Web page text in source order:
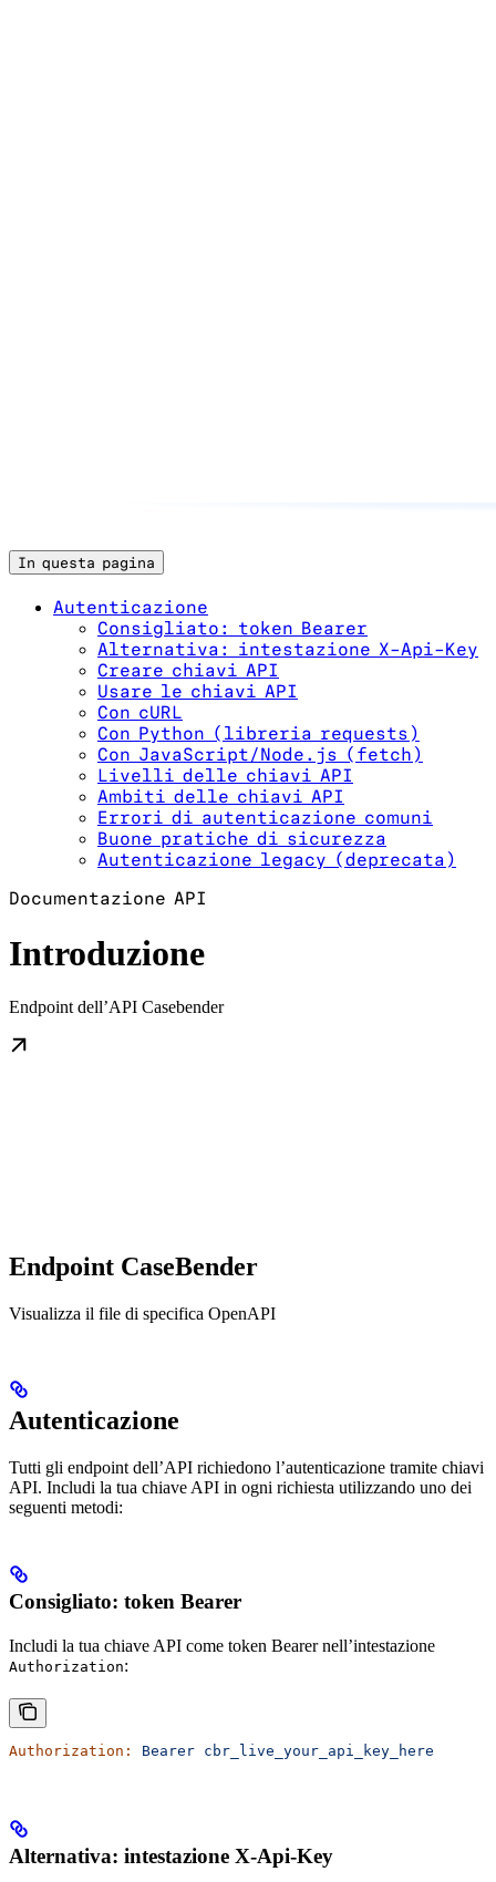
In questa pagina
Autenticazione
Consigliato: token Bearer
Alternativa: intestazione X-Api-Key
Creare chiavi API
Usare le chiavi API
Con cURL
Con Python (libreria requests)
Con JavaScript/Node.js (fetch)
Livelli delle chiavi API
Ambiti delle chiavi API
Errori di autenticazione comuni
Buone pratiche di sicurezza
Autenticazione legacy (deprecata)
Documentazione API
Introduzione
Endpoint dell’API Casebender
Endpoint CaseBender
Visualizza il file di specifica OpenAPI
Autenticazione
Tutti gli endpoint dell’API richiedono l’autenticazione tramite chiavi
API. Includi la tua chiave API in ogni richiesta utilizzando uno dei
seguenti metodi:
Consigliato: token Bearer
Includi la tua chiave API come token Bearer nell’intestazione
Authorization:
Authorization: Bearer cbr_live_your_api_key_here
Alternativa: intestazione X-Api-Key